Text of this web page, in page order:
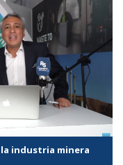
industria minera